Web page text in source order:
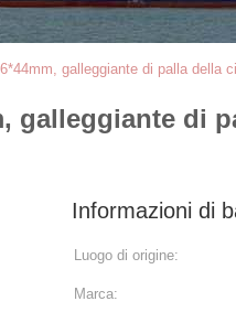
galleggiante di palla della
galleggiante di
Informazioni di
Luogo di origine:
Marca: